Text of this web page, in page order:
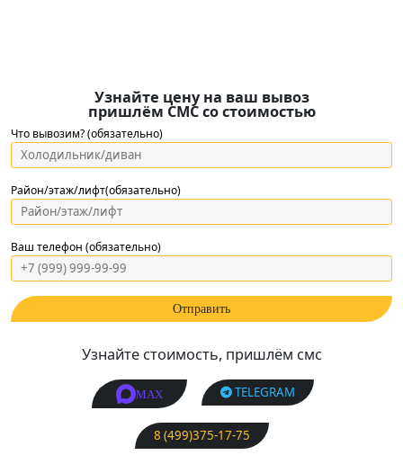
Узнайте цену на ваш вывоз
пришлём СМС со стоимостью
Что вывозим? (обязательно)
Район/этаж/лифт(обязательно)
Ваш телефон (обязательно)
Узнайте стоимость, пришлём смс
MAX TELEGRAM
8 (499)375-17-75